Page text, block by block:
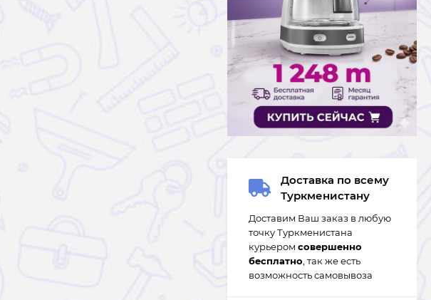
Доставка по всему
Туркменистану
Доставим Ваш заказ в любую
точку Туркменистана
курьером совершенно
бесплатно , так же есть
возможность самовывоза